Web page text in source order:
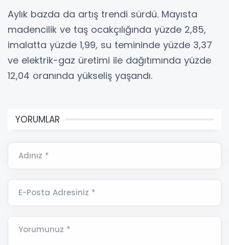
Aylık bazda da artış trendi sürdü. Mayısta
madencilik ve taş ocakçılığında yüzde 2,85,
imalatta yüzde 1,99, su temininde yüzde 3,37
ve elektrik-gaz üretimi ile dağıtımında yüzde
12,04 oranında yükseliş yaşandı.
YORUMLAR
Adınız *
E-Posta Adresiniz *
Yorumunuz *